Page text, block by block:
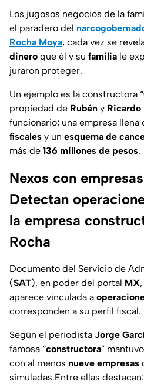
Los jugosos negocios de la
el paradero del
Rocha Moya, cada vez se
dinero que él y su familia le
juraron proteger.
Un ejemplo es la constructora “
propiedad de Rubén y Ricardo
funcionario; una empresa llena
fiscales y un esquema de
más de 136 millones de pesos.
Nexos con
Detectan
la empresa
Rocha
Documento del Servicio de
(SAT), en poder del portal MX
aparece vinculada a
corresponden a su perfil fiscal.
Según el periodista Jorge
famosa “constructora”
con al menos nueve empresas
simuladas.Entre ellas destacan: